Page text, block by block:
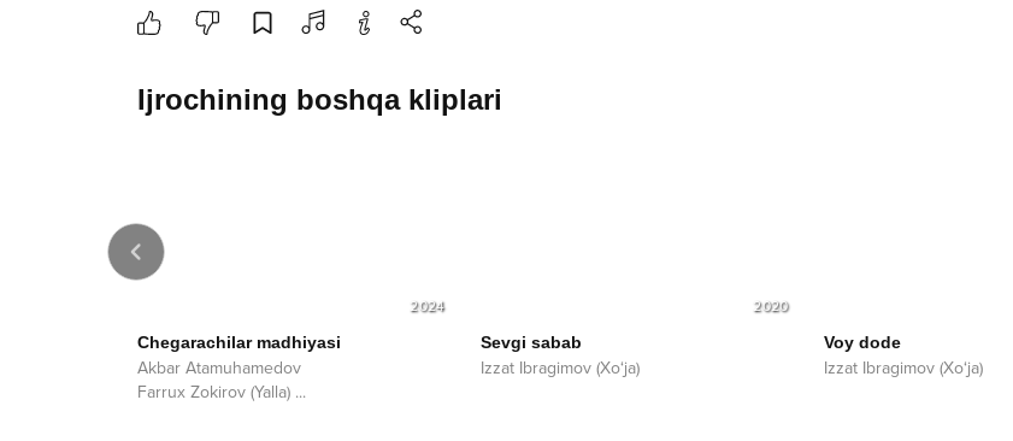
Ijrochining boshqa kliplari
2024
Chegarachilar madhiyasi
Akbar Atamuhamedov
Farrux Zokirov (Yalla) ...
2020
Sevgi sabab
Izzat Ibragimov (Xo‘ja)
Voy dode
Izzat Ibragimov (Xo‘ja)